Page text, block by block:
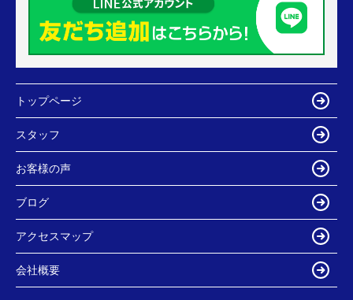
トップページ
スタッフ
お客様の声
ブログ
アクセスマップ
会社概要